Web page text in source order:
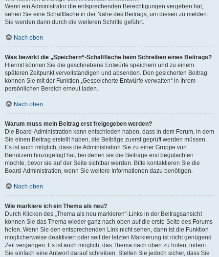
Wenn ein Administrator die entsprechenden Berechtigungen vergeben hat,
sehen Sie eine Schaltfläche in der Nähe des Beitrags, um diesen zu melden.
Sie werden dann durch die weiteren Schritte geführt.
Nach oben
Was bewirkt die „Speichern“-Schaltfläche beim Schreiben eines Beitrags?
Hiermit können Sie die geschriebene Entwürfe speichern und zu einem
späteren Zeitpunkt vervollständigen und absenden. Den gesicherten Beitrag
können Sie mit der Funktion „Gespeicherte Entwürfe verwalten“ in Ihrem
persönlichen Bereich erneut laden.
Nach oben
Warum muss mein Beitrag erst freigegeben werden?
Die Board-Administration kann entschieden haben, dass in dem Forum, in dem
Sie einen Beitrag erstellt haben, die Beiträge zuerst geprüft werden müssen.
Es ist auch möglich, dass die Administration Sie zu einer Gruppe von
Benutzern hinzugefügt hat, bei denen sie die Beiträge erst begutachten
möchte, bevor sie auf der Seite sichtbar werden. Bitte kontaktieren Sie die
Board-Administration, wenn Sie weitere Informationen dazu benötigen.
Nach oben
Wie markiere ich ein Thema als neu?
Durch Klicken des „Thema als neu markieren“-Links in der Beitragsansicht
können Sie das Thema wieder ganz nach oben auf die erste Seite des Forums
holen. Wenn Sie den entsprechenden Link nicht sehen, dann ist die Funktion
möglicherweise deaktiviert oder seit der letzten Markierung ist nicht genügend
Zeit vergangen. Es ist auch möglich, das Thema nach oben zu holen, indem
Sie einfach eine Antwort darauf schreiben. Stellen Sie jedoch sicher, dass Sie